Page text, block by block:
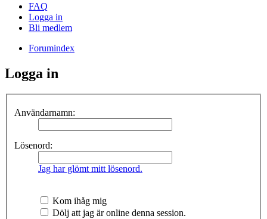
FAQ
Logga in
Bli medlem
Forumindex
Logga in
Användarnamn:
Lösenord:
Jag har glömt mitt lösenord.
Kom ihåg mig
Dölj att jag är online denna session.